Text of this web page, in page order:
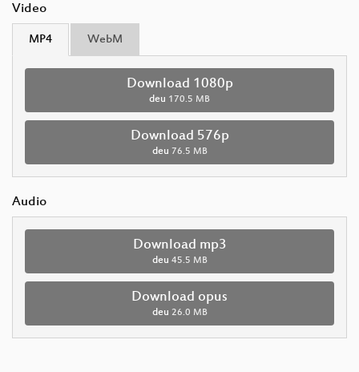
Video
MP4 WebM
Download 1080p
deu 170.5 MB
Download 576p
deu 76.5 MB
Audio
Download mp3
deu 45.5 MB
Download opus
deu 26.0 MB